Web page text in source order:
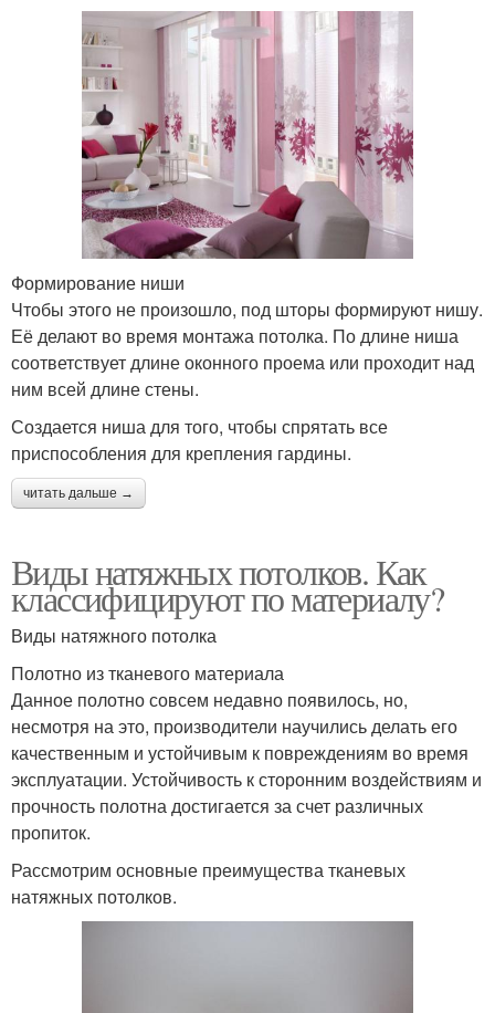
Формирование ниши
Чтобы этого не произошло, под шторы формируют нишу.
Её делают во время монтажа потолка. По длине ниша
соответствует длине оконного проема или проходит над
ним всей длине стены.
Создается ниша для того, чтобы спрятать все
приспособления для крепления гардины.
читать дальше →
Виды натяжных потолков. Как
классифицируют по материалу?
Виды натяжного потолка
Полотно из тканевого материала
Данное полотно совсем недавно появилось, но,
несмотря на это, производители научились делать его
качественным и устойчивым к повреждениям во время
эксплуатации. Устойчивость к сторонним воздействиям и
прочность полотна достигается за счет различных
пропиток.
Рассмотрим основные преимущества тканевых
натяжных потолков.